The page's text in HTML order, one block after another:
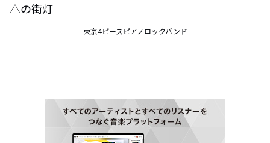
△の街灯
東京4ピースピアノロックバンド